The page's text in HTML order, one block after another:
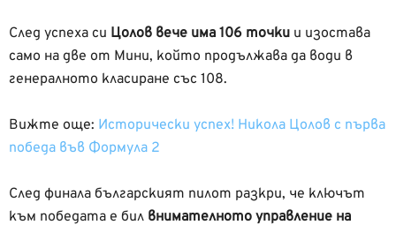
След успеха си Цолов вече има 106 точки и изостава
само на две от Мини, който продължава да води в
генералното класиране със 108.
Вижте още: Исторически успех! Никола Цолов с първа
победа във Формула 2
След финала българският пилот разкри, че ключът
към победата е бил внимателното управление на